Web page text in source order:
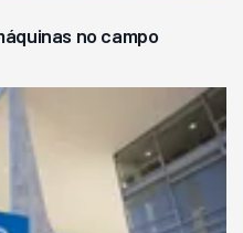
no campo